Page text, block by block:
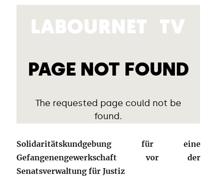
Solidaritätskundgebung für eine
Gefangenengewerkschaft vor der
Senatsverwaltung für Justiz